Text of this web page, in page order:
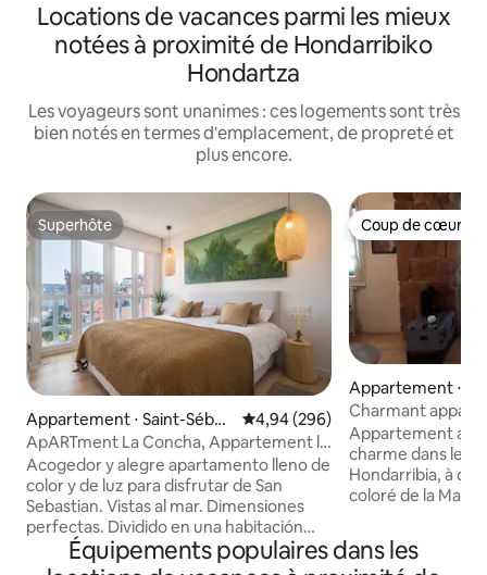
Locations de vacances parmi les mieux
notées à proximité de Hondarribiko
Hondartza
Les voyageurs sont unanimes : ces logements sont très
bien notés en termes d'emplacement, de propreté et
plus encore.
Superhôte
Superhôte
Appartement ⋅ Saint-Sébas
tien
Évaluation moyenne sur la
4,94 (296)
ApARTment La Concha, Appartement la
concha studio
Acogedor y alegre apartamento lleno de
color y de luz para disfrutar de San
Sebastian. Vistas al mar. Dimensiones
perfectas. Dividido en una habitación
espaciosa y con buenos armarios, un
salón comedor amplio con un sofá super
Coup de cœur
Coup de cœur
Appartement ⋅
Charmant
historique.
Appartement
charme dans le
Hondarribia, à
coloré de la
pied de la plage.
du XIXe siècle,
Équipements populaires dans les